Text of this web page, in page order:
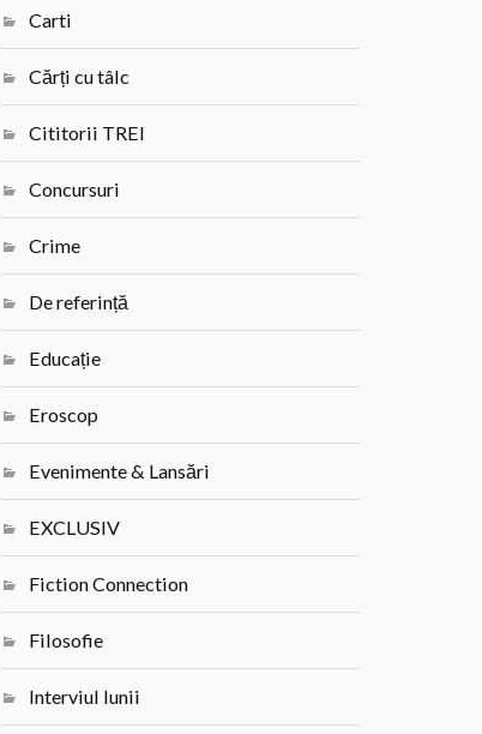
Carti
Cărți cu tâlc
Cititorii TREI
Concursuri
Crime
De referință
Educație
Eroscop
Evenimente & Lansări
EXCLUSIV
Fiction Connection
Filosofie
Interviul lunii